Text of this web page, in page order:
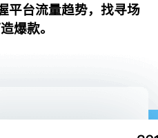
平台流量趋势，找寻场
爆款。